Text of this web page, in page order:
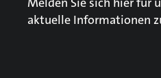
aktuelle Informationen